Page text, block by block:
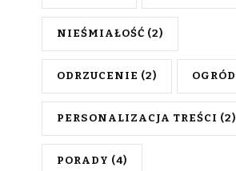
NIEŚMIAŁOŚĆ (2)
ODRZUCENIE (2) OGRÓD
PERSONALIZACJA TREŚCI (2)
PORADY (4)